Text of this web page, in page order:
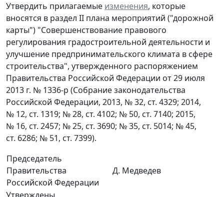
Утвердить прилагаемые изменения, которые
вносятся в раздел II плана мероприятий ("дорожной
карты") "Совершенствование правового
регулирования градостроительной деятельности и
улучшение предпринимательского климата в сфере
строительства", утвержденного распоряжением
Правительства Российской Федерации от 29 июля
2013 г. № 1336-р (Собрание законодательства
Российской Федерации, 2013, № 32, ст. 4329; 2014,
№ 12, ст. 1319; № 28, ст. 4102; № 50, ст. 7140; 2015,
№ 16, ст. 2457; № 25, ст. 3690; № 35, ст. 5014; № 45,
ст. 6286; № 51, ст. 7399).
Председатель
Правительства
Российской Федерации
Д. Медведев